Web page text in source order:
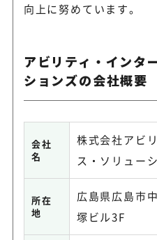
向上に努めています。
アビリティ・インタ
ションズの会社概要
会社
名
株式会社アビ
ス・ソリュー
所在
地
広島県広島市
塚ビル3F